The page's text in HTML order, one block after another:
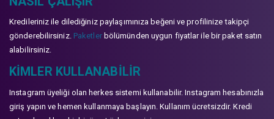
Kredileriniz ile dilediğiniz paylaşımınıza beğeni ve profilinize takipçi
gönderebilirsiniz. Paketlerbölümünden uygun fiyatlar ile bir paket satın
alabilirsiniz.
KIMLER KULLANABILIR
Instagram üyeliği olan herkes sistemi kullanabilir. Instagram hesabınızla
giriş yapın ve hemen kullanmaya başlayın. Kullanım ücretsizdir. Kredi